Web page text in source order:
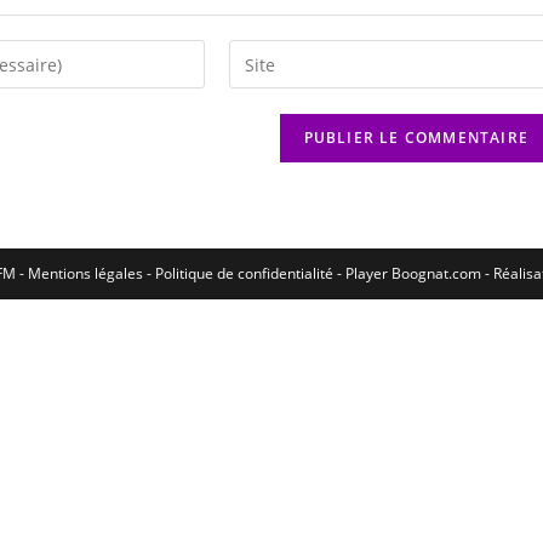
- Mentions légales - Politique de confidentialité - Player Boognat.com-